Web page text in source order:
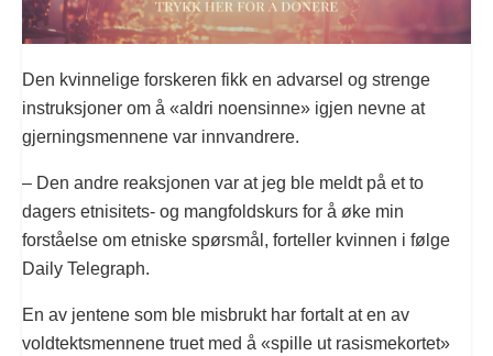
Den kvinnelige forskeren fikk en advarsel og strenge
instruksjoner om å «aldri noensinne» igjen nevne at
gjerningsmennene var innvandrere.
– Den andre reaksjonen var at jeg ble meldt på et to
dagers etnisitets- og mangfoldskurs for å øke min
forståelse om etniske spørsmål, forteller kvinnen i følge
Daily Telegraph.
En av jentene som ble misbrukt har fortalt at en av
voldtektsmennene truet med å «spille ut rasismekortet»